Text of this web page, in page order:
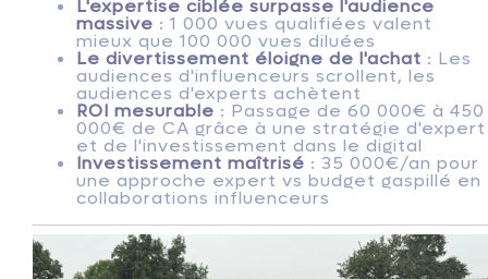
L'expertise ciblée surpasse l'audience
massive : 1 000 vues qualifiées valent
mieux que 100 000 vues diluées
Le divertissement éloigne de l'achat : Les
audiences d'influenceurs scrollent, les
audiences d'experts achètent
ROI mesurable : Passage de 60 000€ à 450
000€ de CA grâce à une stratégie d'expert
et de l'investissement dans le digital
Investissement maîtrisé : 35 000€/an pour
une approche expert vs budget gaspillé en
collaborations influenceurs